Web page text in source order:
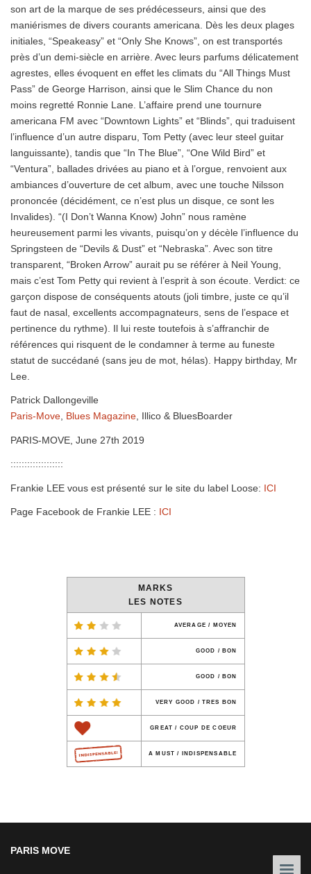
son art de la marque de ses prédécesseurs, ainsi que des
maniérismes de divers courants americana. Dès les deux plages
initiales, “Speakeasy” et “Only She Knows”, on est transportés
près d’un demi-siècle en arrière. Avec leurs parfums délicatement
agrestes, elles évoquent en effet les climats du “All Things Must
Pass” de George Harrison, ainsi que le Slim Chance du non
moins regretté Ronnie Lane. L’affaire prend une tournure
americana FM avec “Downtown Lights” et “Blinds”, qui traduisent
l’influence d’un autre disparu, Tom Petty (avec leur steel guitar
languissante), tandis que “In The Blue”, “One Wild Bird” et
“Ventura”, ballades drivées au piano et à l’orgue, renvoient aux
ambiances d’ouverture de cet album, avec une touche Nilsson
prononcée (décidément, ce n’est plus un disque, ce sont les
Invalides). “(I Don’t Wanna Know) John” nous ramène
heureusement parmi les vivants, puisqu’on y décèle l’influence du
Springsteen de “Devils & Dust” et “Nebraska”. Avec son titre
transparent, “Broken Arrow” aurait pu se référer à Neil Young,
mais c’est Tom Petty qui revient à l’esprit à son écoute. Verdict: ce
garçon dispose de conséquents atouts (joli timbre, juste ce qu’il
faut de nasal, excellents accompagnateurs, sens de l’espace et
pertinence du rythme). Il lui reste toutefois à s’affranchir de
références qui risquent de le condamner à terme au funeste
statut de succédané (sans jeu de mot, hélas). Happy birthday, Mr
Lee.
Patrick Dallongeville
Paris-Move Blues Magazine , Illico & BluesBoarder
PARIS-MOVE, June 27th 2019
:::::::::::::::::::
Frankie LEE vous est présenté sur le site du label Loose: ICI
Page Facebook de Frankie LEE : ICI
MARKS
LES NOTES
AVERAGE / MOYEN
GOOD / BON
GOOD / BON
VERY GOOD / TRES BON
GREAT / COUP DE COEUR
A MUST / INDISPENSABLE
PARIS MOVE